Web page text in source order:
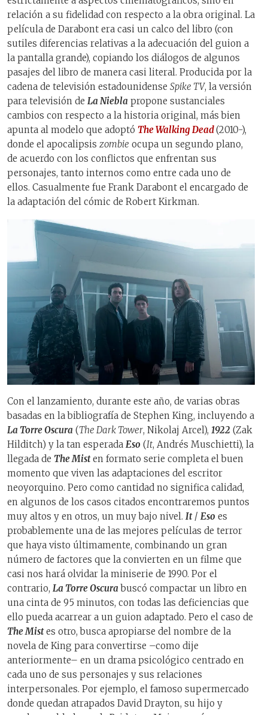
relación a su fidelidad con respecto a la obra original. La
película de Darabont era casi un calco del libro (con
sutiles diferencias relativas a la adecuación del guion a
la pantalla grande), copiando los diálogos de algunos
pasajes del libro de manera casi literal. Producida por la
cadena de televisión estadounidense Spike TV, la versión
para televisión de La Niebla propone sustanciales
cambios con respecto a la historia original, más bien
apunta al modelo que adoptó The Walking Dead(2010-),
donde el apocalipsis zombie ocupa un segundo plano,
de acuerdo con los conflictos que enfrentan sus
personajes, tanto internos como entre cada uno de
ellos. Casualmente fue Frank Darabont el encargado de
la adaptación del cómic de Robert Kirkman.
Con el lanzamiento, durante este año, de varias obras
basadas en la bibliografía de Stephen King, incluyendo a
La Torre Oscura (The Dark Tower, Nikolaj Arcel), 1922 (Zak
Hilditch) y la tan esperada Eso (It, Andrés Muschietti), la
llegada de The Misten formato serie completa el buen
momento que viven las adaptaciones del escritor
neoyorquino. Pero como cantidad no significa calidad,
en algunos de los casos citados encontraremos puntos
muy altos y en otros, un muy bajo nivel. It/ Eso es
probablemente una de las mejores películas de terror
que haya visto últimamente, combinando un gran
número de factores que la convierten en un filme que
casi nos hará olvidar la miniserie de 1990. Por el
contrario, La Torre Oscura buscó compactar un libro en
una cinta de 95 minutos, con todas las deficiencias que
ello pueda acarrear a un guion adaptado. Pero el caso de
The Mistes otro, busca apropiarse del nombre de la
novela de King para convertirse –como dije
anteriormente– en un drama psicológico centrado en
cada uno de sus personajes y sus relaciones
interpersonales. Por ejemplo, el famoso supermercado
donde quedan atrapados David Drayton, su hijo y